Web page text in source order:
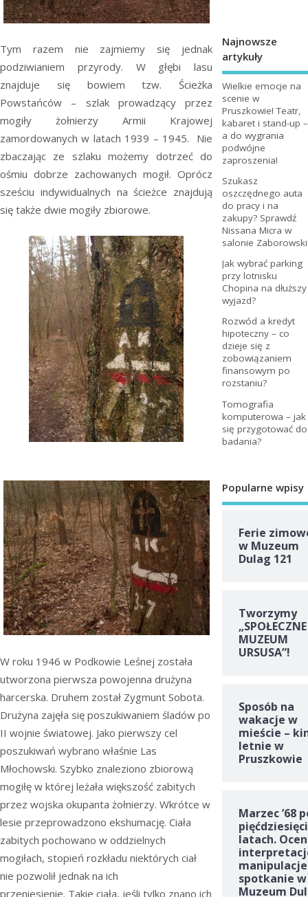
Tym razem nie zajmiemy się jednak
podziwianiem przyrody. W głębi lasu
znajduje się bowiem tzw. Ścieżka
Powstańców – szlak prowadzący przez
mogiły żołnierzy Armii Krajowej
zamordowanych w latach 1939 – 1945. Nie
zbaczając ze szlaku możemy dotrzeć do
ośmiu dobrze zachowanych mogił. Oprócz
sześciu indywidualnych na ścieżce znajdują
się także dwie mogiły zbiorowe.
W roku 1946 w Podkowie Leśnej została
utworzona pierwsza powojenna drużyna
harcerska. Druhem został Zygmunt Sobota.
Drużyna zajęła się poszukiwaniem śladów po
II wojnie światowej. Jako pierwszy cel
poszukiwań wybrano właśnie Las
Młochowski. Szybko znaleziono zbiorową
mogiłę w której leżała większość zabitych
przez wojska okupanta żołnierzy. Wkrótce w
lesie przeprowadzono ekshumację. Ciała
zabitych pochowano w oddzielnych
mogiłach, stopień rozkładu niektórych ciał
nie pozwolił jednak na ich
przeniesienie. Takie ciała, jeśli tylko znano ich
Najnowsze
artykuły
Wielkie emocje na
scenie w
Pruszkowie! Teatr,
kabaret i stand-up –
a do wygrania
podwójne
zaproszenia!
Szukasz
oszczędnego auta
do pracy i na
zakupy? Sprawdź
Nissana Micra w
salonie Zaborowski
Jak wybrać parking
przy lotnisku
Chopina na dłuższy
wyjazd?
Rozwód a kredyt
hipoteczny – co
dzieje się z
zobowiązaniem
finansowym po
rozstaniu?
Tomografia
komputerowa – jak
się przygotować do
badania?
Popularne wpisy
Ferie
w Muzeum
Dulag 121
Tworzymy
„SPOŁECZNE
MUZEUM
URSUSA”!
Sposób na
wakacje w
mieście –
letnie w
Pruszkowie
Marzec ’68
latach.
spotkanie w
Muzeum